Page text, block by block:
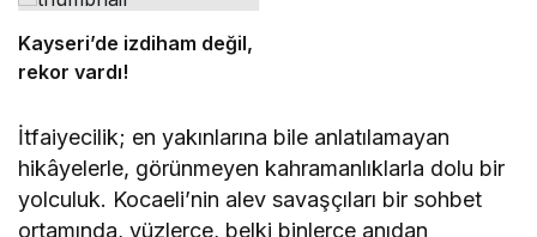
Kayseri’de izdiham değil,
rekor vardı!
İtfaiyecilik; en yakınlarına bile anlatılamayan
hikâyelerle, görünmeyen kahramanlıklarla dolu bir
yolculuk. Kocaeli’nin alev savaşçıları bir sohbet
ortamında, yüzlerce, belki binlerce anıdan